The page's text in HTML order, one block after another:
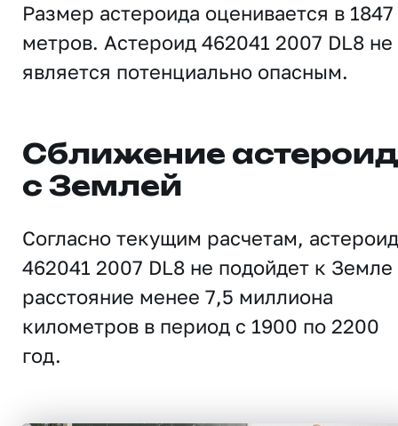
Размер астероида оценивается в 1847
метров. Астероид 462041 2007 DL8 не
является потенциально опасным.
Сближение
с Землей
Согласно текущим расчетам, астероид
462041 2007 DL8 не подойдет к Земле
расстояние менее 7,5 миллиона
километров в период с 1900 по 2200
год.